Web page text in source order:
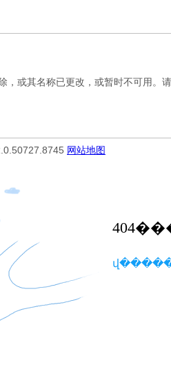
名称已更改，或暂时不可用。
网站地图
404